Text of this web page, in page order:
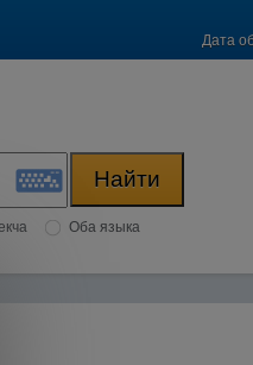
Дата
Оба языка